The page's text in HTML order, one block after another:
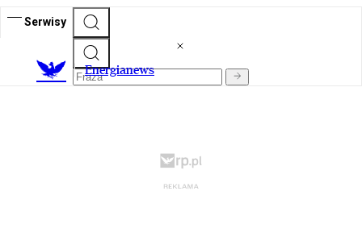
Serwisy
Energianews